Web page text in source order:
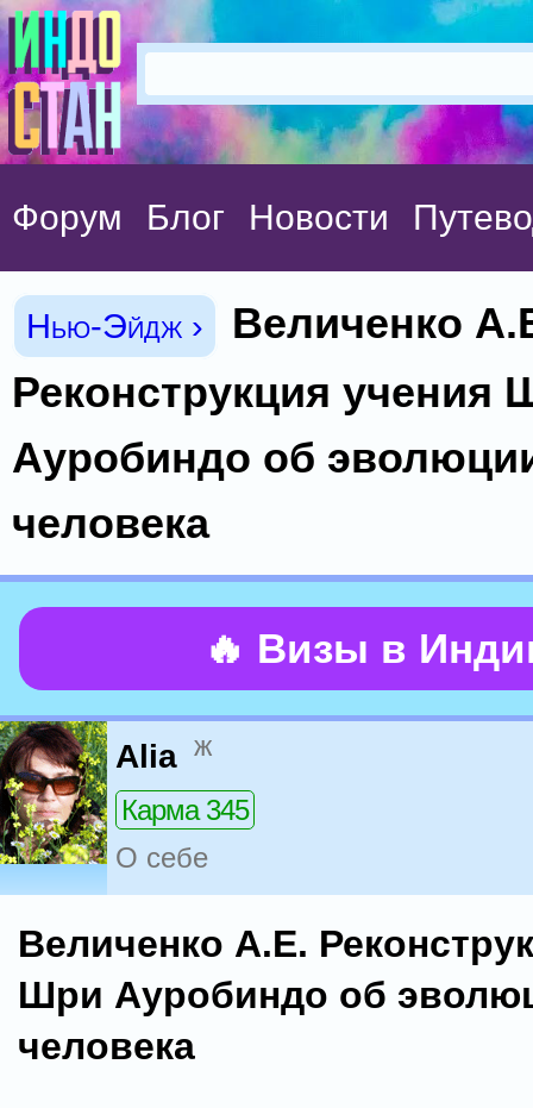
Форум Блог Новости
Нью-Эйдж ›
Величенко
Реконструкция учения
Ауробиндо об
человека
🔥 Визы в
Alia ж
Карма 345
О себе
Величенко А.Е.
Шри Ауробиндо об
человека